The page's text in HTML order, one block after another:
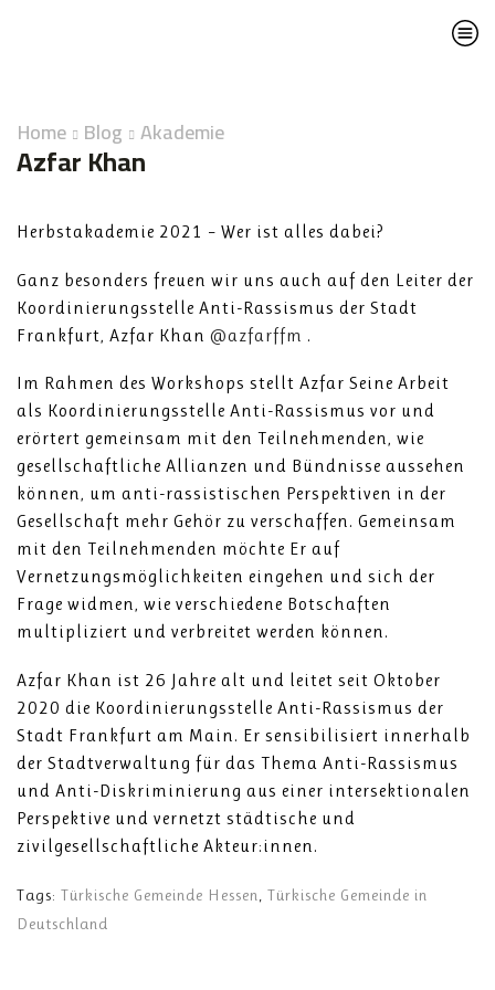
Home Blog Akademie
Azfar Khan
Herbstakademie 2021 – Wer ist alles dabei?
Ganz besonders freuen wir uns auch auf den Leiter der
Koordinierungsstelle Anti-Rassismus der Stadt
Frankfurt, Azfar Khan @azfarffm .
Im Rahmen des Workshops stellt Azfar Seine Arbeit
als Koordinierungsstelle Anti-Rassismus vor und
erörtert gemeinsam mit den Teilnehmenden, wie
gesellschaftliche Allianzen und Bündnisse aussehen
können, um anti-rassistischen Perspektiven in der
Gesellschaft mehr Gehör zu verschaffen. Gemeinsam
mit den Teilnehmenden möchte Er auf
Vernetzungsmöglichkeiten eingehen und sich der
Frage widmen, wie verschiedene Botschaften
multipliziert und verbreitet werden können.
Azfar Khan ist 26 Jahre alt und leitet seit Oktober
2020 die Koordinierungsstelle Anti-Rassismus der
Stadt Frankfurt am Main. Er sensibilisiert innerhalb
der Stadtverwaltung für das Thema Anti-Rassismus
und Anti-Diskriminierung aus einer intersektionalen
Perspektive und vernetzt städtische und
zivilgesellschaftliche Akteur:innen.
Tags: Türkische Gemeinde Hessen Türkische Gemeinde in
Deutschland